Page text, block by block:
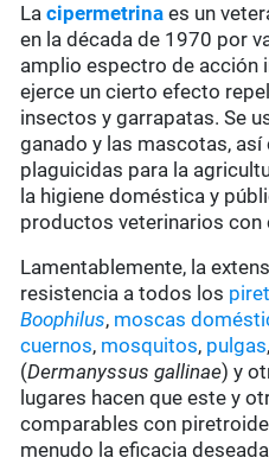
Lacipermetrinaes un
en la década de 1970 por
amplio espectro de acción
ejerce un cierto efecto
insectos y garrapatas. Se
ganado y las mascotas,
plaguicidas para la
la higiene doméstica y
productos veterinarios con
Lamentablemente, la
resistencia a todos los
Boophilus, moscas
cuernos, mosquitos, pulgas,
(Dermanyssus gallinae) y
lugares hacen que este y
comparables con
menudo la eficacia